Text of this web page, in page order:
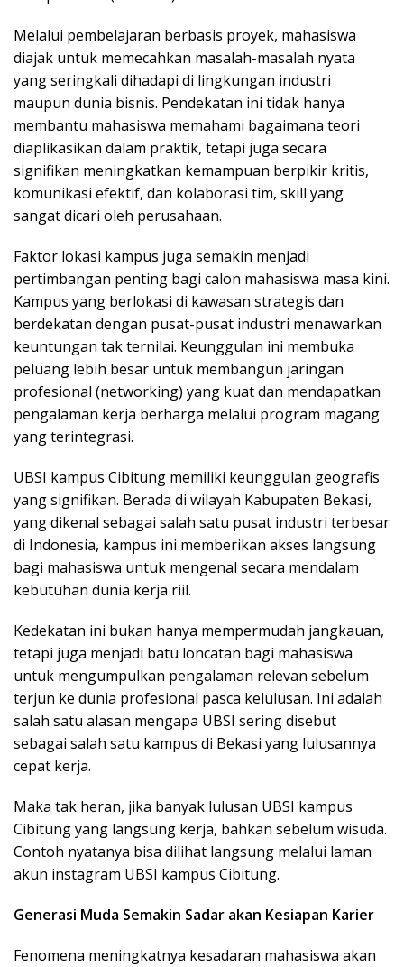
Melalui pembelajaran berbasis proyek, mahasiswa
diajak untuk memecahkan masalah-masalah nyata
yang seringkali dihadapi di lingkungan industri
maupun dunia bisnis. Pendekatan ini tidak hanya
membantu mahasiswa memahami bagaimana teori
diaplikasikan dalam praktik, tetapi juga secara
signifikan meningkatkan kemampuan berpikir kritis,
komunikasi efektif, dan kolaborasi tim, skill yang
sangat dicari oleh perusahaan.
Faktor lokasi kampus juga semakin menjadi
pertimbangan penting bagi calon mahasiswa masa kini.
Kampus yang berlokasi di kawasan strategis dan
berdekatan dengan pusat-pusat industri menawarkan
keuntungan tak ternilai. Keunggulan ini membuka
peluang lebih besar untuk membangun jaringan
profesional (networking) yang kuat dan mendapatkan
pengalaman kerja berharga melalui program magang
yang terintegrasi.
UBSI kampus Cibitung memiliki keunggulan geografis
yang signifikan. Berada di wilayah Kabupaten Bekasi,
yang dikenal sebagai salah satu pusat industri terbesar
di Indonesia, kampus ini memberikan akses langsung
bagi mahasiswa untuk mengenal secara mendalam
kebutuhan dunia kerja riil.
Kedekatan ini bukan hanya mempermudah jangkauan,
tetapi juga menjadi batu loncatan bagi mahasiswa
untuk mengumpulkan pengalaman relevan sebelum
terjun ke dunia profesional pasca kelulusan. Ini adalah
salah satu alasan mengapa UBSI sering disebut
sebagai salah satu kampus di Bekasi yang lulusannya
cepat kerja.
Maka tak heran, jika banyak lulusan UBSI kampus
Cibitung yang langsung kerja, bahkan sebelum wisuda.
Contoh nyatanya bisa dilihat langsung melalui laman
akun instagram UBSI kampus Cibitung.
Generasi Muda Semakin Sadar akan Kesiapan Karier
Fenomena meningkatnya kesadaran mahasiswa akan